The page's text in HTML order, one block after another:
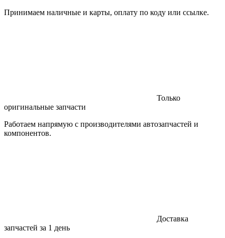
Принимаем наличные и карты, оплату по коду или ссылке.
Только
оригинальные запчасти
Работаем напрямую с производителями автозапчастей и
компонентов.
Доставка
запчастей за 1 день